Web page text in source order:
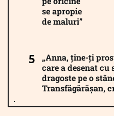
se apropie
de maluri”
„Anna, ține-ți
care a desenat cu
dragoste pe o
Transfăgărășan,